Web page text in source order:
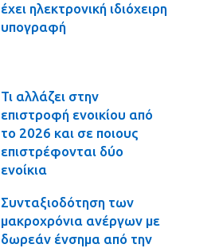
έχει ηλεκτρονική ιδιόχειρη
υπογραφή
Τι αλλάζει στην
επιστροφή ενοικίου από
το 2026 και σε ποιους
επιστρέφονται δύο
ενοίκια
Συνταξιοδότηση των
μακροχρόνια ανέργων με
δωρεάν ένσημα από την